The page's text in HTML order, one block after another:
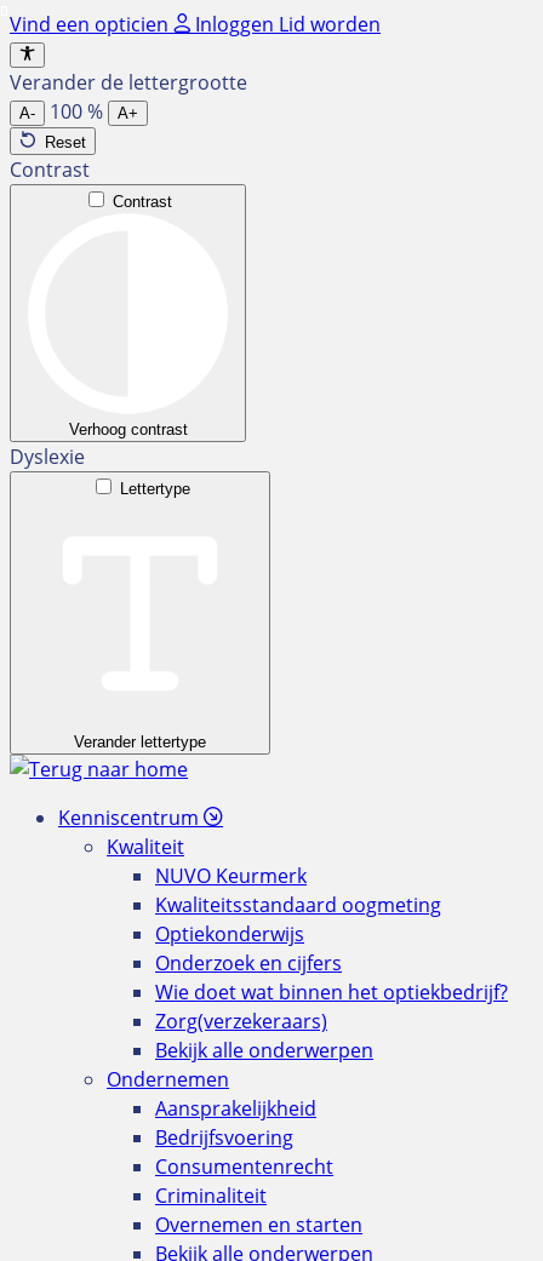
Ga
naar
de
inhoud
Vind een opticien Inloggen Lid worden
Verander de lettergrootte
A- 100%
A+
Reset
Contrast
Contrast
Verhoog contrast
Dyslexie
Lettertype
Verander lettertype
Kenniscentrum
Kwaliteit
NUVO Keurmerk
Kwaliteitsstandaard oogmeting
Optiekonderwijs
Onderzoek en cijfers
Wie doet wat binnen het optiekbedrijf?
Zorg(verzekeraars)
Bekijk alle onderwerpen
Ondernemen
Aansprakelijkheid
Bedrijfsvoering
Consumentenrecht
Criminaliteit
Overnemen en starten
Bekijk alle onderwerpen